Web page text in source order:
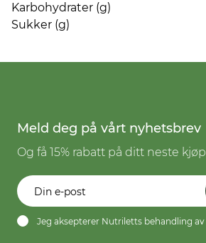
Karbohydrater (g)
Sukker (g)
Meld deg på vårt nyhetsbrev
Og få 15% rabatt på ditt neste kjøp
Jeg aksepterer Nutriletts behandling av